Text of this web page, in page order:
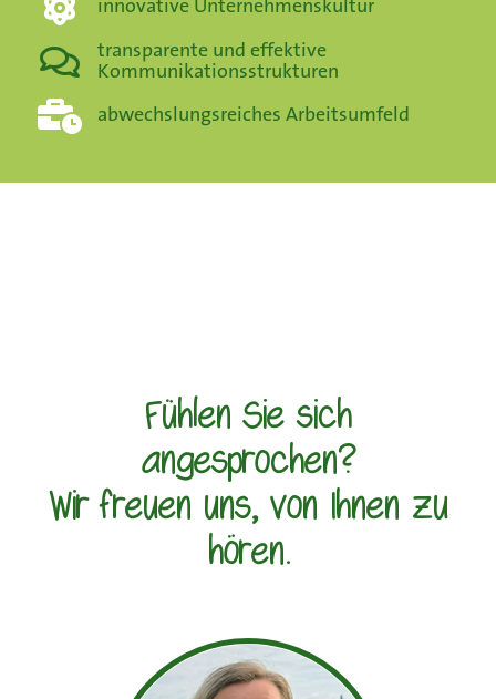
innovative Unternehmenskultur
transparente und effektive
Kommunikationsstrukturen
abwechslungsreiches Arbeitsumfeld
Fühlen Sie sich
angesprochen?
Wir freuen uns, von Ihnen zu
hören.